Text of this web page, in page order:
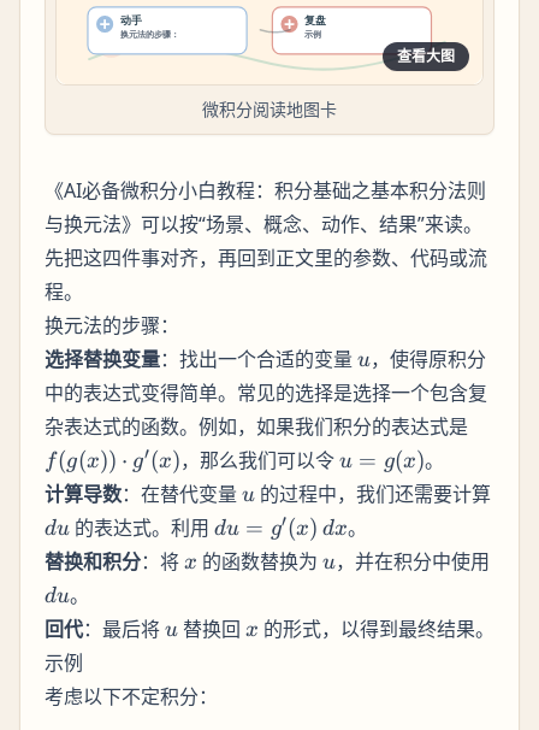
查看大图
微积分阅读地图卡
《AI必备微积分小白教程：积分基础之基本积分法则
与换元法》可以按“场景、概念、动作、结果”来读。
先把这四件事对齐，再回到正文里的参数、代码或流
程。
换元法的步骤：
选择替换变量：找出一个合适的变量 u
u，使得原积分
中的表达式变得简单。常见的选择是选择一个包含复
杂表达式的函数。例如，如果我们积分的表达式是
g'(x)
f(g(x)) ⋅ g′(x)，那么我们可以令u =
g(x)
u = g(x)。
计算导数：在替代变量 u
u 的过程中，我们还需要计算
du
du 的表达式。利用 du
=
g'(x)
dx
du = g′(x) dx。
替换和积分：将 x
x 的函数替换为 u
u，并在积分中使用
du。
回代：最后将u
u 替换回 x
x 的形式，以得到最终结果。
示例
考虑以下不定积分：